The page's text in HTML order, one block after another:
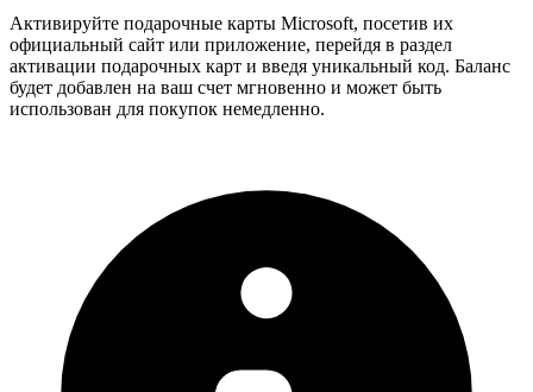
Активируйте подарочные карты Microsoft, посетив их
официальный сайт или приложение, перейдя в раздел
активации подарочных карт и введя уникальный код. Баланс
будет добавлен на ваш счет мгновенно и может быть
использован для покупок немедленно.